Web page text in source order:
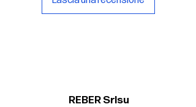
REBER Srlsu